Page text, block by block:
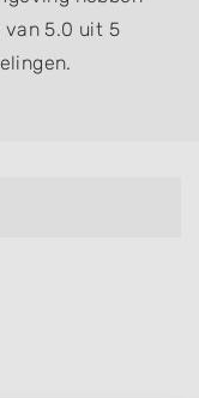
van 5.0 uit 5